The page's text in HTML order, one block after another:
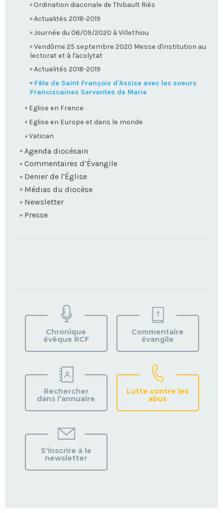
Ordination diaconale de Thibault Riès
Actualités 2018-2019
Journée du 06/09/2020 à Villethiou
Vendôme 25 septembre 2020 Messe d'institution au
lectorat et à l'acolytat
Actualités 2018-2019
Fête de Saint François d'Assise avec les soeurs
Franciscaines Servantes de Marie
Eglise en France
Eglise en Europe et dans le monde
Vatican
Agenda diocésain
Commentaires d’Évangile
Denier de l'Église
Médias du diocèse
Newsletter
Presse
VOTRE
PAROISSE
Chronique
évêque RCF
Commentaire
évangile
Rechercher
dans l’annuaire
Lutte contre les
abus
S'inscrire à la
newsletter